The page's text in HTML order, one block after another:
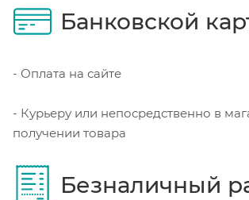
Банковской
- Оплата на сайте
- Курьеру или непосредственно в
получении товара
Безналичный